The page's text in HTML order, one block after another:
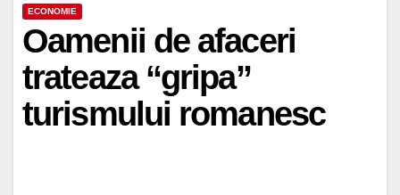
ECONOMIE
Oamenii de afaceri
trateaza “gripa”
turismului romanesc